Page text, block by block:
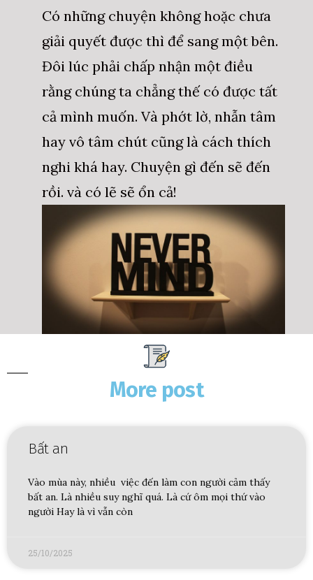
Có những chuyện không hoặc chưa
giải quyết được thì để sang một bên.
Đôi lúc phải chấp nhận một điều
rằng chúng ta chẳng thế có được tất
cả mình muốn. Và phớt lờ, nhẫn tâm
hay vô tâm chút cũng là cách thích
nghi khá hay. Chuyện gì đến sẽ đến
rồi. và có lẽ sẽ ổn cả!
More post
Bất an
Vào mùa này, nhiều việc đến làm con người cảm thấy
bất an. Là nhiều suy nghĩ quá. Là cứ ôm mọi thứ vào
người Hay là vì vẫn còn
25/10/2025